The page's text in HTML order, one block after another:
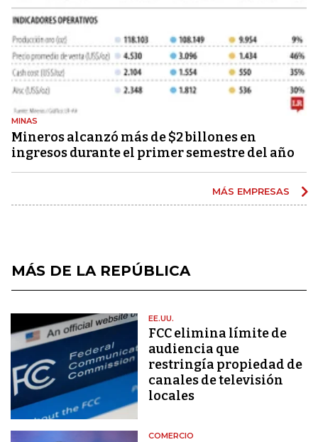
MINAS
Mineros alcanzó más de $2 billones en
ingresos durante el primer semestre del año
MÁS EMPRESAS
MÁS DE LA REPÚBLICA
EE.UU.
FCC elimina límite de
audiencia que
restringía propiedad de
canales de televisión
locales
COMERCIO